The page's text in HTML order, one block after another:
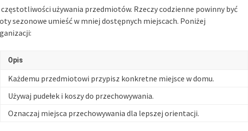
używania przedmiotów. Rzeczy codzienne powinny być
sezonowe umieść w mniej dostępnych miejscach. Poniżej
Opis
Każdemu przedmiotowi przypisz konkretne miejsce w domu.
Używaj pudełek i koszy do przechowywania.
Oznaczaj miejsca przechowywania dla lepszej orientacji.